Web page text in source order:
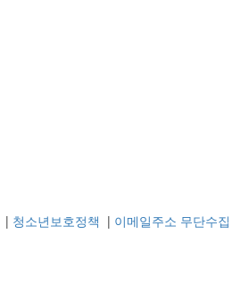
| 청소년보호정책 | 이메일주소 무단수집